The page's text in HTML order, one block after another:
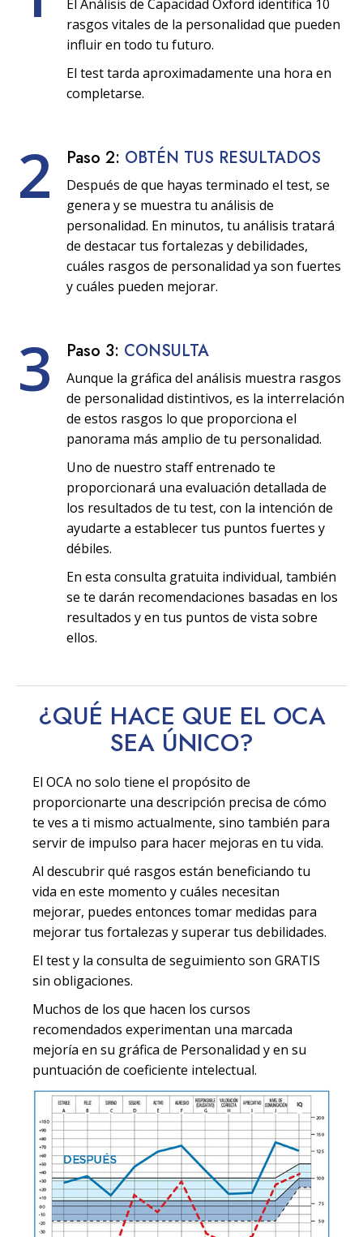
El Análisis de Capacidad Oxford identifica 10
rasgos vitales de la personalidad que pueden
influir en todo tu futuro.
El test tarda aproximadamente una hora en
completarse.
2 Paso 2: OBTÉN TUS RESULTADOS
Después de que hayas terminado el test, se
genera y se muestra tu análisis de
personalidad. En minutos, tu análisis tratará
de destacar tus fortalezas y debilidades,
cuáles rasgos de personalidad ya son fuertes
y cuáles pueden mejorar.
3 Paso 3: CONSULTA
Aunque la gráfica del análisis muestra rasgos
de personalidad distintivos, es la interrelación
de estos rasgos lo que proporciona el
panorama más amplio de tu personalidad.
Uno de nuestro staff entrenado te
proporcionará una evaluación detallada de
los resultados de tu test, con la intención de
ayudarte a establecer tus puntos fuertes y
débiles.
En esta consulta gratuita individual, también
se te darán recomendaciones basadas en los
resultados y en tus puntos de vista sobre
ellos.
¿QUÉ HACE QUE EL OCA
SEA ÚNICO?
El OCA no solo tiene el propósito de
proporcionarte una descripción precisa de cómo
te ves a ti mismo actualmente, sino también para
servir de impulso para hacer mejoras en tu vida.
Al descubrir qué rasgos están beneficiando tu
vida en este momento y cuáles necesitan
mejorar, puedes entonces tomar medidas para
mejorar tus fortalezas y superar tus debilidades.
El test y la consulta de seguimiento son GRATIS
sin obligaciones.
Muchos de los que hacen los cursos
recomendados experimentan una marcada
mejoría en su gráfica de Personalidad y en su
puntuación de coeficiente intelectual.